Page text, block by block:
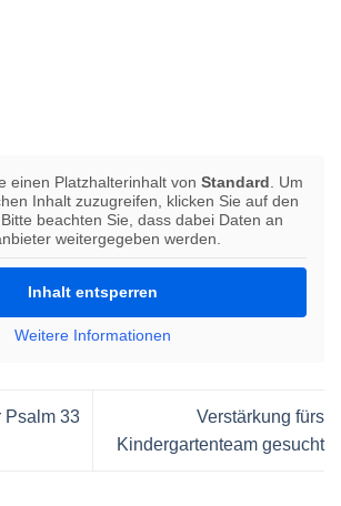
einen Platzhalterinhalt von Standard . Um
Inhalt zuzugreifen, klicken Sie auf den
beachten Sie, dass dabei Daten an
weitergegeben werden.
Inhalt entsperren
Weitere Informationen
Psalm 33
Verstärkung fürs
Kindergartenteam gesucht